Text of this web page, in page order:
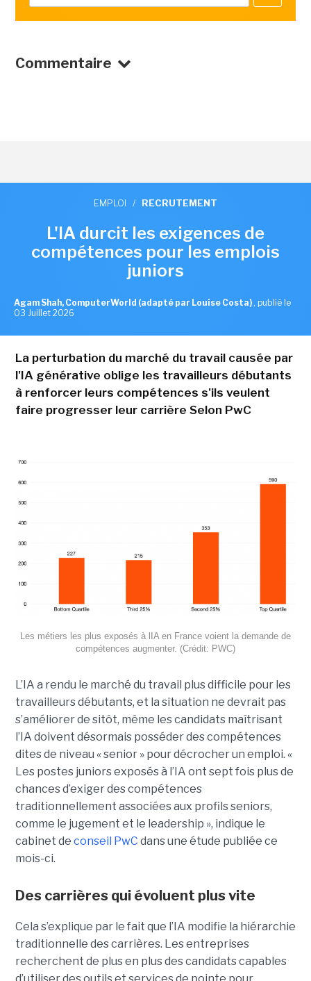
Commentaire
EMPLOI / RECRUTEMENT
L'IA durcit les exigences de
compétences pour les emplois
juniors
Agam Shah, ComputerWorld (adapté par Louise Costa) , publié le
03 Juillet 2026
La perturbation du marché du travail causée par
l'IA générative oblige les travailleurs débutants
à renforcer leurs compétences s'ils veulent
faire progresser leur carrière Selon PwC
Les métiers les plus exposés à lIA en France voient la demande de
compétences augmenter. (Crédit: PWC)
L’IA a rendu le marché du travail plus difficile pour les
travailleurs débutants, et la situation ne devrait pas
s’améliorer de sitôt, même les candidats maîtrisant
l’IA doivent désormais posséder des compétences
dites de niveau « senior » pour décrocher un emploi. «
Les postes juniors exposés à l’IA ont sept fois plus de
chances d’exiger des compétences
traditionnellement associées aux profils seniors,
comme le jugement et le leadership », indique le
cabinet de conseil PwC dans une étude publiée ce
mois-ci.
Des carrières qui évoluent plus vite
Cela s’explique par le fait que l’IA modifie la hiérarchie
traditionnelle des carrières. Les entreprises
recherchent de plus en plus des candidats capables